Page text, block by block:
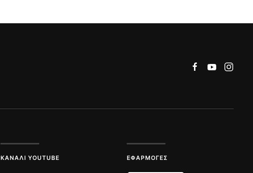
ΚΑΝΆΛΙ YOUTUBE ΕΦΑΡΜΟΓΈΣ